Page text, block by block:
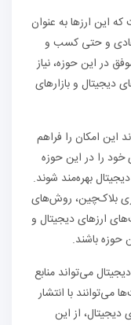
این ارزها به عنوان
و حتی کسب و
در این حوزه، نیاز
دیجیتال و بازارهای
این امکان را فراهم
خود را در این حوزه
بهره‌مند شوند.
بلاک‌چین، روش‌های
ارزهای دیجیتال و
حوزه باشند.
می‌تواند منابع
با انتشار
دیجیتال، از این